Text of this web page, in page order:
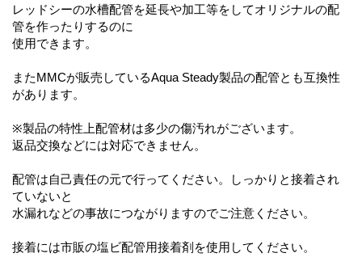
レッドシーの水槽配管を延長や加工等をしてオリジナルの配
管を作ったりするのに
使用できます。
またMMCが販売しているAqua Steady製品の配管とも互換性
があります。
※製品の特性上配管材は多少の傷汚れがございます。
返品交換などには対応できません。
配管は自己責任の元で行ってください。しっかりと接着され
ていないと
水漏れなどの事故につながりますのでご注意ください。
接着には市販の塩ビ配管用接着剤を使用してください。